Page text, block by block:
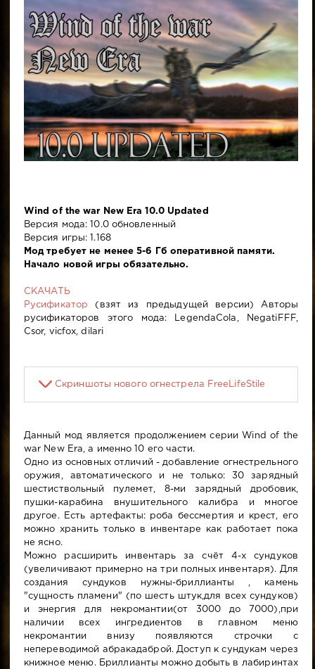
Wind of the war New Era 10.0 Updated
Версия мода: 10.0 обновленный
Версия игры: 1.168
Мод требует не менее 5-6 Гб оперативной памяти.
Начало новой игры обязательно.
СКАЧАТЬ
Русификатор
(взят из предыдущей версии) Авторы
русификаторов этого мода: LegendaCola, NegatiFFF,
Csor, vicfox, dilari
Скриншоты нового огнестрела FreeLifeStile
Данный мод является продолжением серии Wind of the
war New Era, а именно 10 его части.
Одно из основных отличий - добавление огнестрельного
оружия, автоматического и не только: 30 зарядный
шестиствольный пулемет, 8-ми зарядный дробовик,
пушки-карабина внушительного калибра и многое
другое. Есть артефакты: роба бессмертия и крест, его
можно хранить только в инвентаре как работает пока
не ясно.
Можно расширить инвентарь за счёт 4-х сундуков
(увеличивают примерно на три полных инвентаря). Для
создания сундуков нужны-бриллианты , камень
"сущность пламени" (по шесть штук,для всех сундуков)
и энергия для некромантии(от 3000 до 7000),при
наличии всех ингредиентов в главном меню
некромантии внизу появляются строчки с
непереводимой абракадаброй. Доступ к сундукам через
книжное меню. Бриллианты можно добыть в лабиринтах